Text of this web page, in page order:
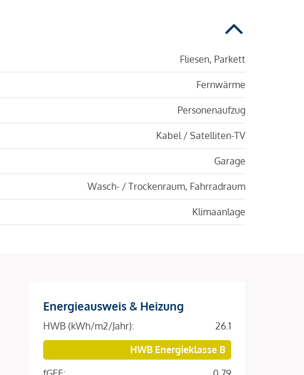
Fliesen, Parkett
Fernwärme
Personenaufzug
Kabel / Satelliten-TV
Garage
Wasch- / Trockenraum, Fahrradraum
Klimaanlage
Energieausweis & Heizung
HWB (kWh/m2/Jahr):
26.1
HWB Energieklasse B